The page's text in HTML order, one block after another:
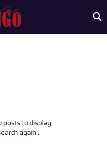
posts to display.
again...